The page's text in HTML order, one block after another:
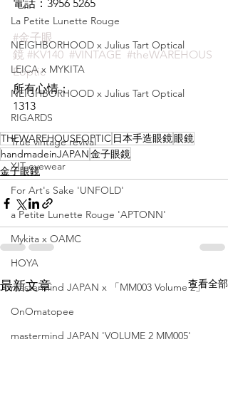
La Petite Lunette Rouge
NEIGHBORHOOD x Julius Tart Optical
LEICA x MYKITA
NEIGHBORHOOD x Julius Tart Optical
RIGARDS
True vintage revival
XIT eyewear
For Art's Sake 'UNFOLD'
a Petite Lunette Rouge 'APTONN'
Mykita x OAMC
HOYA
mastermind JAPAN x 「MM003 Volume 2」
OnOmatopee
mastermind JAPAN 'VOLUME 2 MM005'
電話：3956 5265
#金子眼
鏡 #KV140 #VINTAGE #theWAREHOUS
Eoptic
所有心情：
1313
THEWAREHOUSEOPTIC 日本手造眼鏡眼鏡
handmadeinJAPAN金子眼鏡
金子眼鏡
最新文章 查看全部